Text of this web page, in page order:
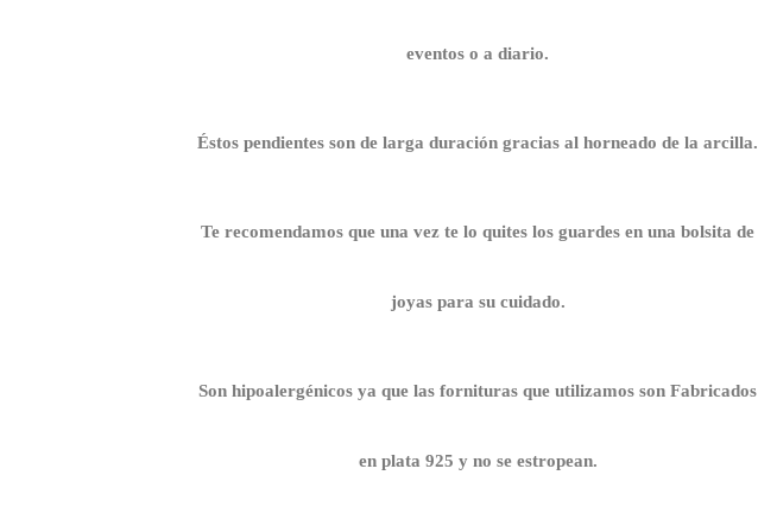
eventos o a diario.
Éstos pendientes son de larga duración gracias al horneado de la arcilla.
Te recomendamos que una vez te lo quites los guardes en una bolsita de
joyas para su cuidado.
Son hipoalergénicos ya que las fornituras que utilizamos son Fabricados
en plata 925 y no se estropean.